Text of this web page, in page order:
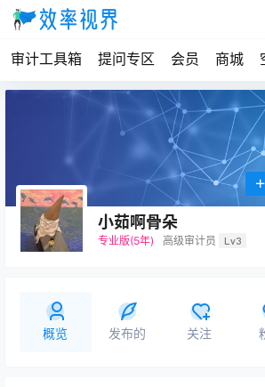
审计工具箱 提问专区 会员 商城
小茹啊骨朵
专业版(5年) 高级审计员 Lv3
概览 发布的 关注